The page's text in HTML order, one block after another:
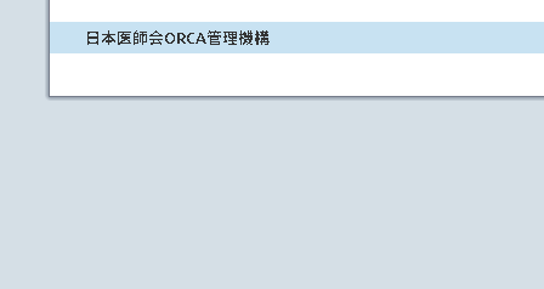
15. 西伯郡南部町
17. 日野郡日南町